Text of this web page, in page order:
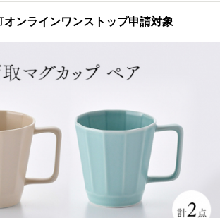
オンラインワンストップ申請対象